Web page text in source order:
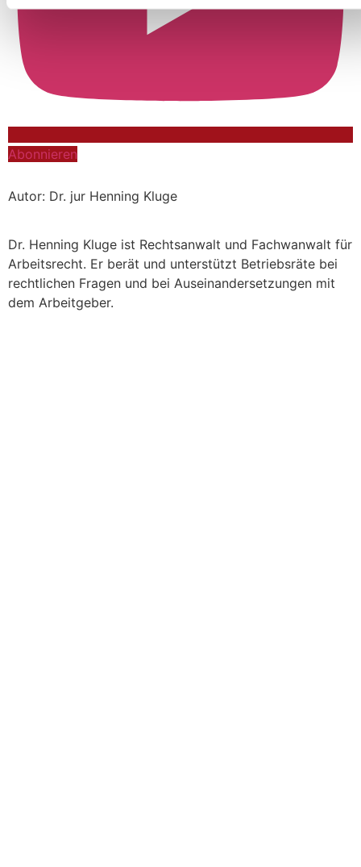
Abonnieren
Autor: Dr. jur Henning Kluge
Dr. Henning Kluge ist Rechtsanwalt und Fachwanwalt für
Arbeitsrecht. Er berät und unterstützt Betriebsräte bei
rechtlichen Fragen und bei Auseinandersetzungen mit
dem Arbeitgeber.